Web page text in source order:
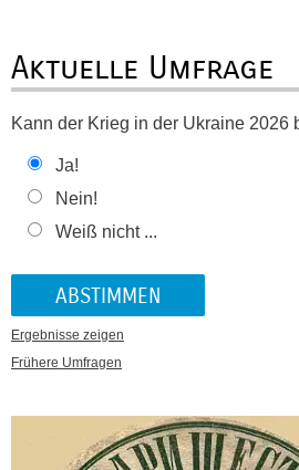
Aktuelle Umfrage
Kann der Krieg in der Ukraine 2026
Ja!
Nein!
Weiß nicht ...
Ergebnisse zeigen
Frühere Umfragen